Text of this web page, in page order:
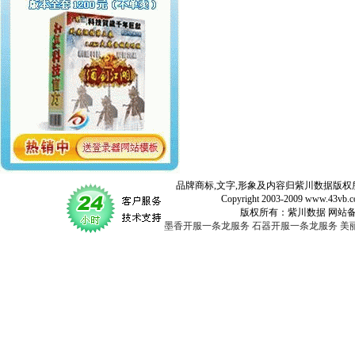
品牌商标,文字,形象及内容归紫川数据版权
Copyright 2003-2009 www.43vb.com
版权所有：紫川数据 网站备案登
墨香开服一条龙服务 石器开服一条龙服务 美